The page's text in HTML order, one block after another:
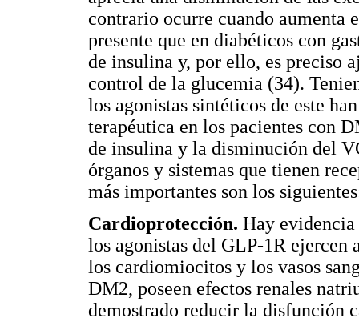
contrario ocurre cuando aumenta
presente que en diabéticos con
de insulina y, por ello, es preciso
control de la glucemia (34).
los agonistas sintéticos de este
terapéutica en los pacientes con
de insulina y la disminución del
órganos y sistemas que tienen
más importantes son los
Cardioprotección. Hay
los agonistas del GLP-1R ejercen
los cardiomiocitos y los vasos
DM2, poseen efectos renales
demostrado reducir la disfunción